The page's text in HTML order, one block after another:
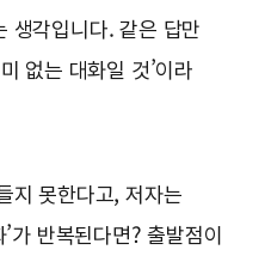
생각입니다. 같은 답만
없는 대화일 것’이라
지 못한다고, 저자는
가 반복된다면? 출발점이